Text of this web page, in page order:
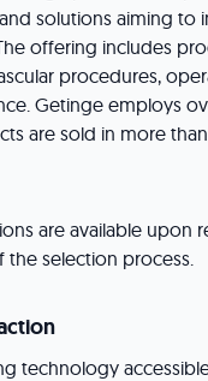
solutions aiming to
offering includes
procedures,
Getinge employs
are sold in more than
are available upon
the selection process.
technology